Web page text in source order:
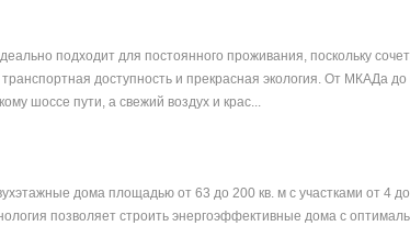
подходит для постоянного проживания, поскольку
доступность и прекрасная экология. От МКАДа до
шоссе пути, а свежий воздух и крас...
дома площадью от 63 до 200 кв. м с участками от 4 до
позволяет строить энергоэффективные дома с